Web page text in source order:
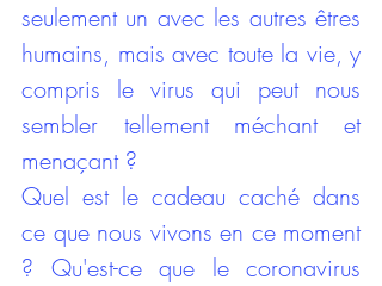
seulement un avec les autres êtres
humains, mais avec toute la vie, y
compris le virus qui peut nous
sembler tellement méchant et
menaçant ?
Quel est le cadeau caché dans
ce que nous vivons en ce moment
? Qu'est-ce que le coronavirus